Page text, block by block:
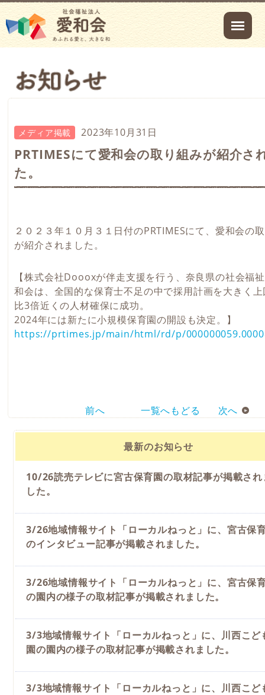
メディア掲載 2023年10月31日
PRTIMESにて愛和会の取り組みが紹介さ
た。
２０２３年１０月３１日付のPRTIMESにて、愛和会の
が紹介されました。
【株式会社Doooxが伴走支援を行う、奈良県の社会福
和会は、全国的な保育士不足の中で採用計画を大きく
比3倍近くの人材確保に成功。
2024年には新たに小規模保育園の開設も決定。】
https://prtimes.jp/main/html/rd/p/
前へ 一覧へもどる 次へ
最新のお知らせ
10/26読売テレビに宮古保育園の取材記事が掲載され
した。
3/26地域情報サイト「ローカルねっと」に、宮古保
のインタビュー記事が掲載されました。
3/26地域情報サイト「ローカルねっと」に、宮古保
の園内の様子の取材記事が掲載されました。
3/3地域情報サイト「ローカルねっと」に、川西こど
園の園内の様子の取材記事が掲載されました。
3/3地域情報サイト「ローカルねっと」に、川西こど